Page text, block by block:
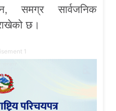
समग्र सार्वजनिक
छ।
1